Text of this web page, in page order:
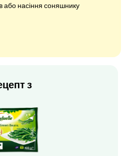
або насіння соняшнику
з